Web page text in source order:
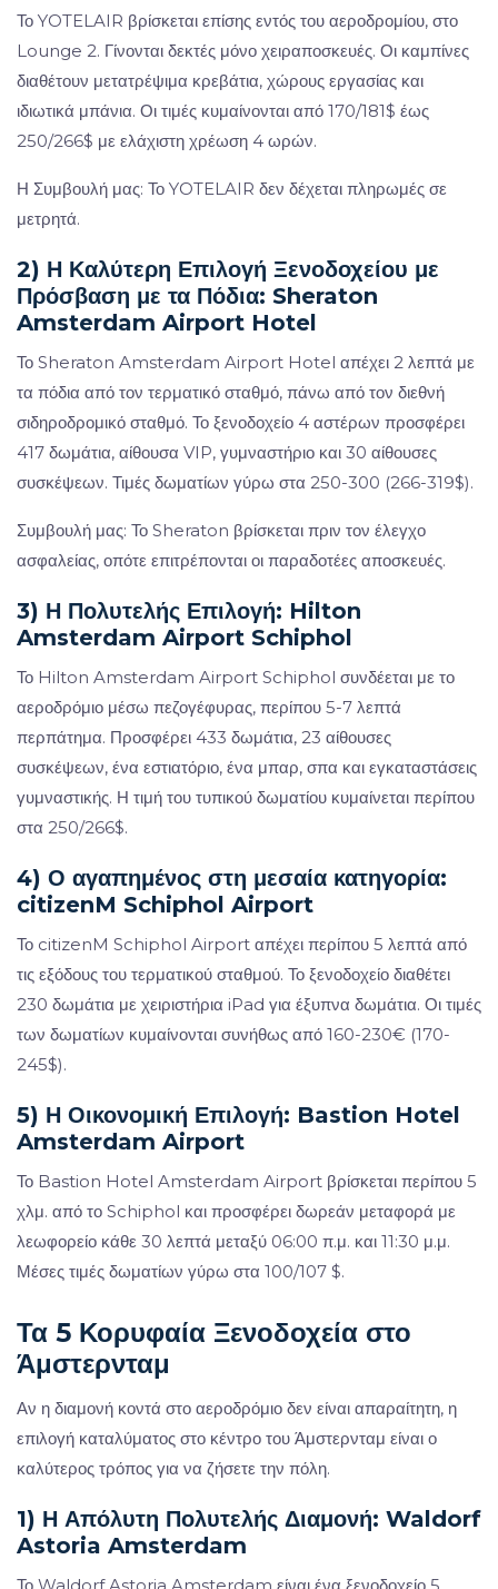
Το YOTELAIR βρίσκεται επίσης εντός του αεροδρομίου, στο
Lounge 2. Γίνονται δεκτές μόνο χειραποσκευές. Οι καμπίνες
διαθέτουν μετατρέψιμα κρεβάτια, χώρους εργασίας και
ιδιωτικά μπάνια. Οι τιμές κυμαίνονται από 170/181$ έως
250/266$ με ελάχιστη χρέωση 4 ωρών.
Η Συμβουλή μας: Το YOTELAIR δεν δέχεται πληρωμές σε
μετρητά.
2) Η Καλύτερη Επιλογή Ξενοδοχείου με
Πρόσβαση με τα Πόδια: Sheraton
Amsterdam Airport Hotel
Το Sheraton Amsterdam Airport Hotel απέχει 2 λεπτά με
τα πόδια από τον τερματικό σταθμό, πάνω από τον διεθνή
σιδηροδρομικό σταθμό. Το ξενοδοχείο 4 αστέρων προσφέρει
417 δωμάτια, αίθουσα VIP, γυμναστήριο και 30 αίθουσες
συσκέψεων. Τιμές δωματίων γύρω στα 250-300 (266-319$).
Συμβουλή μας: Το Sheraton βρίσκεται πριν τον έλεγχο
ασφαλείας, οπότε επιτρέπονται οι παραδοτέες αποσκευές.
3) Η Πολυτελής Επιλογή: Hilton
Amsterdam Airport Schiphol
Το Hilton Amsterdam Airport Schiphol συνδέεται με το
αεροδρόμιο μέσω πεζογέφυρας, περίπου 5-7 λεπτά
περπάτημα. Προσφέρει 433 δωμάτια, 23 αίθουσες
συσκέψεων, ένα εστιατόριο, ένα μπαρ, σπα και εγκαταστάσεις
γυμναστικής. Η τιμή του τυπικού δωματίου κυμαίνεται περίπου
στα 250/266$.
4) Ο αγαπημένος στη μεσαία κατηγορία:
citizenM Schiphol Airport
Το citizenM Schiphol Airport απέχει περίπου 5 λεπτά από
τις εξόδους του τερματικού σταθμού. Το ξενοδοχείο διαθέτει
230 δωμάτια με χειριστήρια iPad για έξυπνα δωμάτια. Οι τιμές
των δωματίων κυμαίνονται συνήθως από 160-230€ (170-
245$).
5) Η Οικονομική Επιλογή: Bastion Hotel
Amsterdam Airport
Το Bastion Hotel Amsterdam Airport βρίσκεται περίπου 5
χλμ. από το Schiphol και προσφέρει δωρεάν μεταφορά με
λεωφορείο κάθε 30 λεπτά μεταξύ 06:00 π.μ. και 11:30 μ.μ.
Μέσες τιμές δωματίων γύρω στα 100/107 $.
Τα 5 Κορυφαία Ξενοδοχεία στο
Άμστερνταμ
Αν η διαμονή κοντά στο αεροδρόμιο δεν είναι απαραίτητη, η
επιλογή καταλύματος στο κέντρο του Άμστερνταμ είναι ο
καλύτερος τρόπος για να ζήσετε την πόλη.
1) Η Απόλυτη Πολυτελής Διαμονή: Waldorf
Astoria Amsterdam